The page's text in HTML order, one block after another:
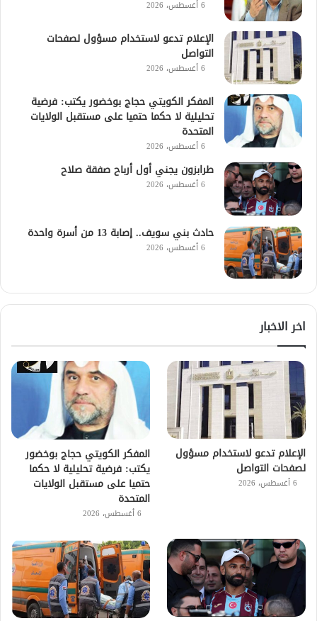
6 أغسطس، 2026
الإعلام تدعو لاستخدام مسؤول لصفحات
التواصل
6 أغسطس، 2026
المفكر الكويتي حجاج بوخضور يكتب: فرضية
تحليلية لا حكما حتميا على مستقبل الولايات
المتحدة
6 أغسطس، 2026
طرابزون يجني أول أرباح صفقة صلاح
6 أغسطس، 2026
حادث بني سويف.. إصابة 13 من أسرة واحدة
6 أغسطس، 2026
اخر الاخبار
الإعلام تدعو لاستخدام مسؤول
لصفحات التواصل
6 أغسطس، 2026
المفكر الكويتي حجاج بوخضور
يكتب: فرضية تحليلية لا حكما
حتميا على مستقبل الولايات
المتحدة
6 أغسطس، 2026